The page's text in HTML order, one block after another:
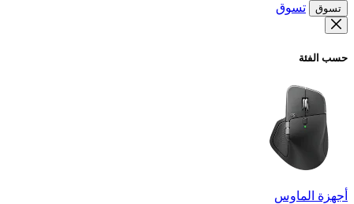
تسوق تسوق
حسب الفئة
أجهزة الماوس